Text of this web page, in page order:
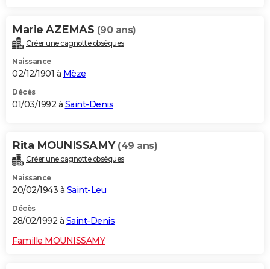
Marie AZEMAS (90 ans)
Créer une cagnotte obsèques
Naissance
02/12/1901 à Mèze
Décès
01/03/1992 à Saint-Denis
Rita MOUNISSAMY (49 ans)
Créer une cagnotte obsèques
Naissance
20/02/1943 à Saint-Leu
Décès
28/02/1992 à Saint-Denis
Famille MOUNISSAMY